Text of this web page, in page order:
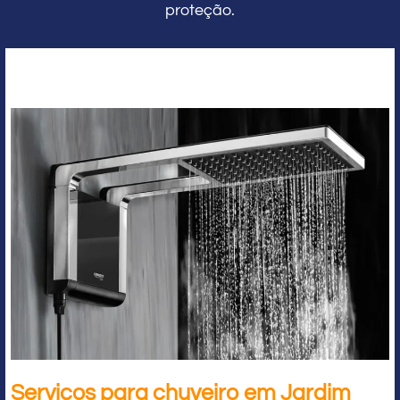
proteção.
Serviços para chuveiro em Jardim